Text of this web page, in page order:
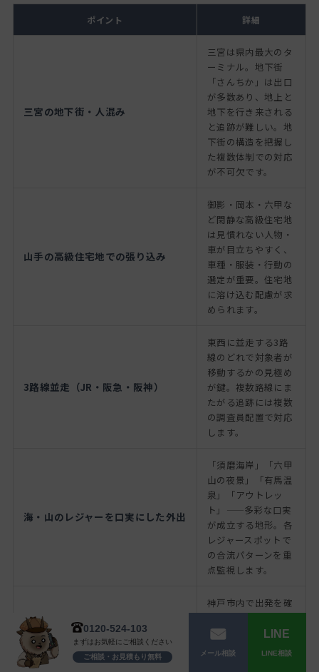
ポイント 詳細
三宮の地下街・人混み
三宮は県内最大のタ
ーミナル。地下街
「さんちか」は出口
が多数あり、地上と
地下を行き来される
と追跡が難しい。地
下街の構造を把握し
た複数体制での対応
が不可欠です。
山手の高級住宅地での張り込み
御影・岡本・六甲な
ど閑静な高級住宅地
は見慣れない人物・
車が目立ちやすく、
車種・服装・行動の
選定が重要。住宅地
に溶け込む配慮が求
められます。
3路線並走（JR・阪急・阪神）
東西に並走する3路
線のどれで対象者が
移動するかの見極め
が鍵。複数路線にま
たがる追跡には複数
の調査員配置で対応
します。
海・山のレジャーを口実にした外出
「須磨海岸」「六甲
山の夜景」「有馬温
泉」「アウトレッ
ト」——多彩な口実
が成立する地形。各
レジャースポットで
の合流パターンを重
点監視します。
神戸↔大阪の広域調査
神戸市内で出発を確
認→大阪市内での密
会を撮影→神戸への
帰宅を確認、という
0120-524-103
まずはお気軽にご相談ください
ご相談・お見積もり無料
メール相談
LINE
LINE相談